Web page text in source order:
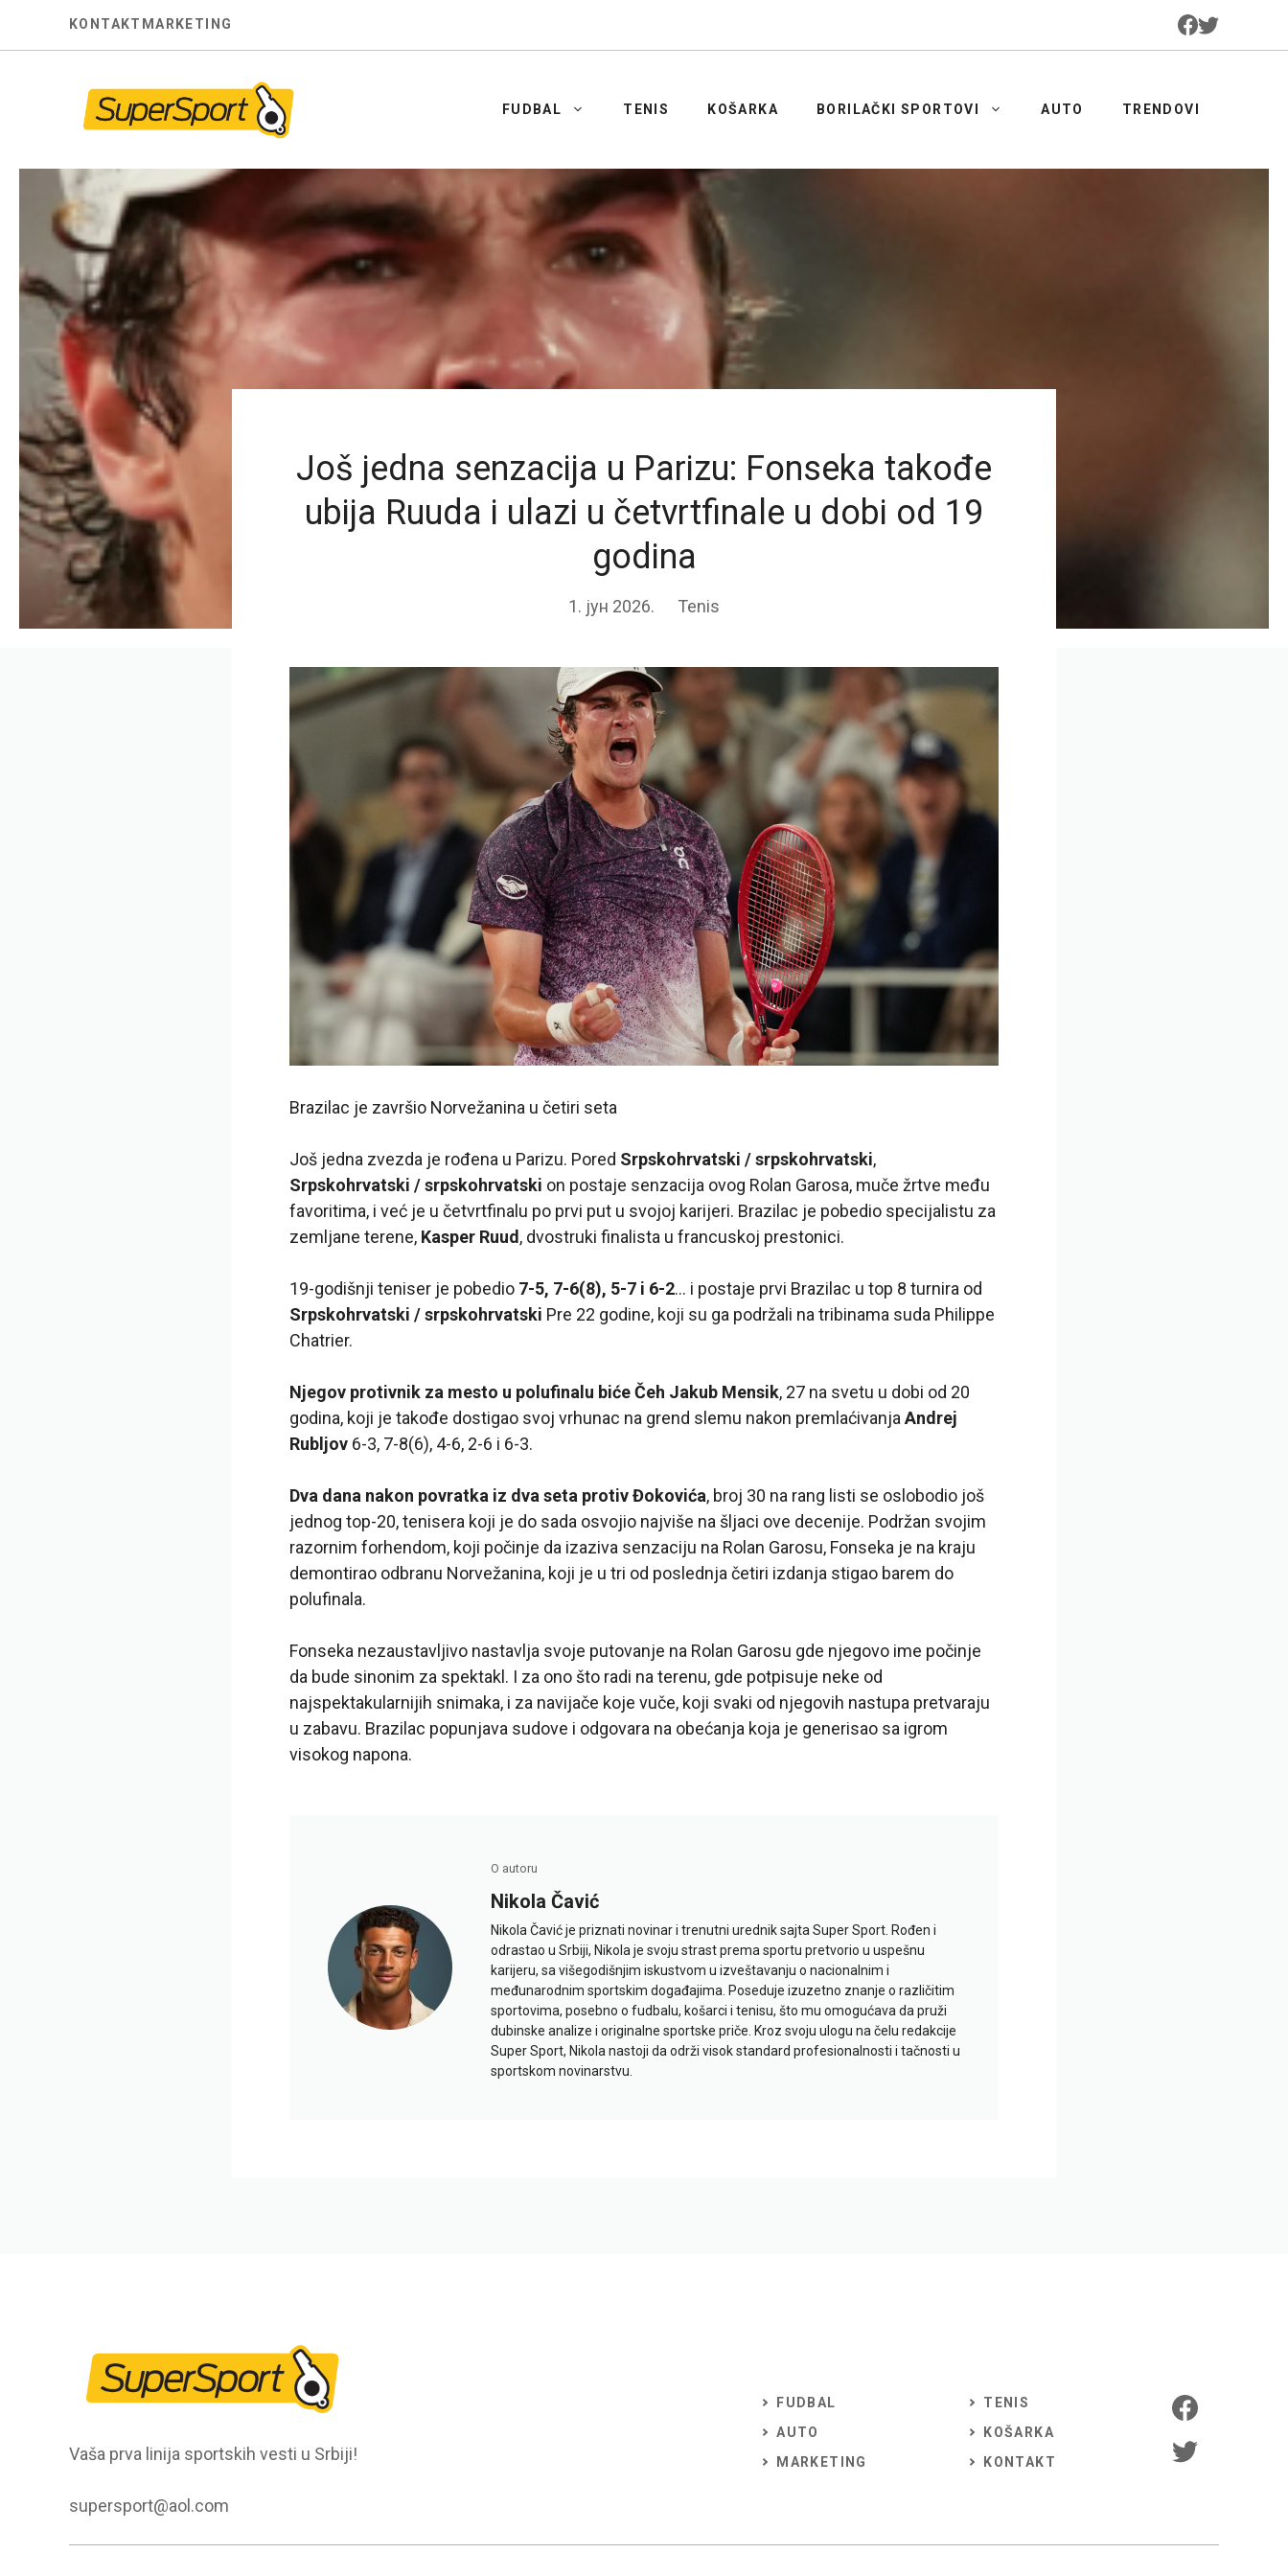
KONTAKT MARKETING
FUDBAL TENIS KOŠARKA BORILAČKI SPORTOVI AUTO TRENDOVI
Još jedna senzacija u Parizu: Fonseka takođe
ubija Ruuda i ulazi u četvrtfinale u dobi od 19
godina
1. јун 2026. Tenis
Brazilac je završio Norvežanina u četiri seta
Još jedna zvezda je rođena u Parizu. Pored Srpskohrvatski / srpskohrvatski,
Srpskohrvatski / srpskohrvatski on postaje senzacija ovog Rolan Garosa, muče žrtve među
favoritima, i već je u četvrtfinalu po prvi put u svojoj karijeri. Brazilac je pobedio specijalistu za
zemljane terene, Kasper Ruud , dvostruki finalista u francuskoj prestonici.
19-godišnji teniser je pobedio 7-5, 7-6(8), 5-7 i 6-2… i postaje prvi Brazilac u top 8 turnira od
Srpskohrvatski / srpskohrvatski Pre 22 godine, koji su ga podržali na tribinama suda Philippe
Chatrier.
Njegov protivnik za mesto u polufinalu biće Čeh Jakub Mensik, 27 na svetu u dobi od 20
godina, koji je takođe dostigao svoj vrhunac na grend slemu nakon premlaćivanja Andrej
Rubljov 6-3, 7-8(6), 4-6, 2-6 i 6-3.
Dva dana nakon povratka iz dva seta protiv Đokovića, broj 30 na rang listi se oslobodio još
jednog top-20, tenisera koji je do sada osvojio najviše na šljaci ove decenije. Podržan svojim
razornim forhendom, koji počinje da izaziva senzaciju na Rolan Garosu, Fonseka je na kraju
demontirao odbranu Norvežanina, koji je u tri od poslednja četiri izdanja stigao barem do
polufinala.
Fonseka nezaustavljivo nastavlja svoje putovanje na Rolan Garosu gde njegovo ime počinje
da bude sinonim za spektakl. I za ono što radi na terenu, gde potpisuje neke od
najspektakularnijih snimaka, i za navijače koje vuče, koji svaki od njegovih nastupa pretvaraju
u zabavu. Brazilac popunjava sudove i odgovara na obećanja koja je generisao sa igrom
visokog napona.
O autoru
Nikola Čavić
Nikola Čavić je priznati novinar i trenutni urednik sajta Super Sport. Rođen i
odrastao u Srbiji, Nikola je svoju strast prema sportu pretvorio u uspešnu
karijeru, sa višegodišnjim iskustvom u izveštavanju o nacionalnim i
međunarodnim sportskim događajima. Poseduje izuzetno znanje o različitim
sportovima, posebno o fudbalu, košarci i tenisu, što mu omogućava da pruži
dubinske analize i originalne sportske priče. Kroz svoju ulogu na čelu redakcije
Super Sport, Nikola nastoji da održi visok standard profesionalnosti i tačnosti u
sportskom novinarstvu.
Vaša prva linija sportskih vesti u Srbiji!
supersport@aol.com
FUDBAL
AUTO
MARKETING
TENIS
KOŠARKA
KONTAKT